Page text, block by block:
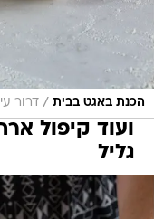
הכנת באגט בבית / דרור
ועוד קיפול
גליל